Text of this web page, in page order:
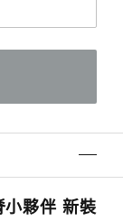
夥伴 新裝